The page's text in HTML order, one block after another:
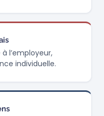
l’employeur,
individuelle.